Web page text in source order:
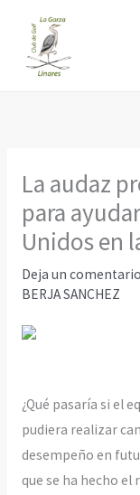
contenido
La audaz
para
Unidos en
Deja un comentario
BERJA SANCHEZ
¿Qué pasaría si el
pudiera realizar
desempeño en
que se ha hecho